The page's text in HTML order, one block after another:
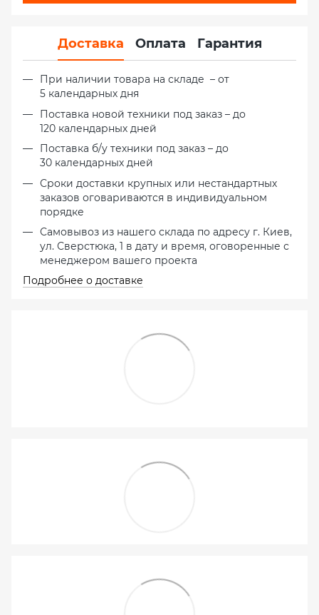
Доставка Оплата Гарантия
При наличии товара на складе – от
5 календарных дня
Поставка новой техники под заказ – до
120 календарных дней
Поставка б/у техники под заказ – до
30 календарных дней
Сроки доставки крупных или нестандартных
заказов оговариваются в индивидуальном
порядке
Самовывоз из нашего склада по адресу г. Киев,
ул. Сверстюка, 1 в дату и время, оговоренные с
менеджером вашего проекта
Подробнее о доставке